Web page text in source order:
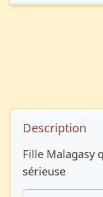
Description
Fille Malagasy
sérieuse